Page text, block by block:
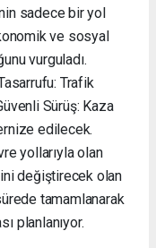
sadece bir yol
ve sosyal
vurguladı.
Trafik
Sürüş: Kaza
edilecek.
yollarıyla olan
değiştirecek olan
tamamlanarak
planlanıyor.